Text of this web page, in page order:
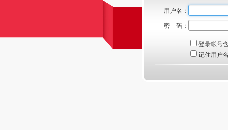
用户名：
密 码：
登录帐号
记住用户